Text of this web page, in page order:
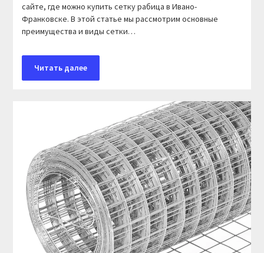
сайте, где можно купить сетку рабица в Ивано-
Франковске. В этой статье мы рассмотрим основные
преимущества и виды сетки…
Читать далее